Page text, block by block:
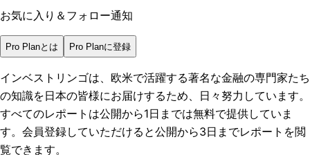
お気に入り＆フォロー通知
Pro Planとは Pro Planに登録
インベストリンゴは、欧米で活躍する著名な金融の専門家たち
の知識を日本の皆様にお届けするため、日々努力しています。
すべてのレポートは公開から1日までは無料で提供していま
す。会員登録していただけると公開から3日までレポートを閲
覧できます。